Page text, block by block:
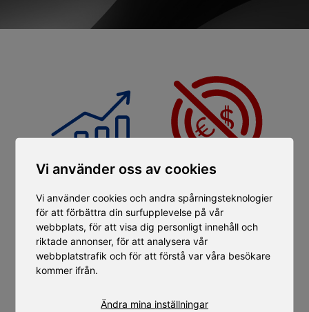
Vi använder oss av cookies
Vi använder cookies och andra spårningsteknologier
för att förbättra din surfupplevelse på vår
webbplats, för att visa dig personligt innehåll och
riktade annonser, för att analysera vår
webbplatstrafik och för att förstå var våra besökare
kommer ifrån.
Ändra mina inställningar
Prissäkrat till 2030
Full kostnadskontroll
- prissäkrat till 2030
Noll investering
Förbered el & vatten
resten tar vi hand om